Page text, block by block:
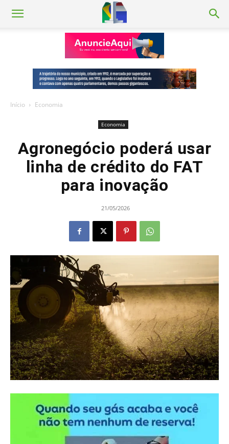
Início Economia
Economia
Agronegócio poderá usar
linha de crédito do FAT
para inovação
21/05/2026